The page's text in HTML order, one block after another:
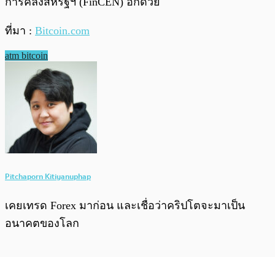
ที่มา : Bitcoin.com
atm bitcoin
Pitchaporn Kitiyanuphap
เคยเทรด Forex มาก่อน และเชื่อว่าคริปโตจะมาเป็น
อนาคตของโลก